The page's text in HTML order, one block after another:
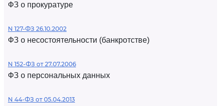
ФЗ о прокуратуре
N 127-ФЗ 26.10.2002
ФЗ о несостоятельности (банкротстве)
N 152-ФЗ от 27.07.2006
ФЗ о персональных данных
N 44-ФЗ от 05.04.2013